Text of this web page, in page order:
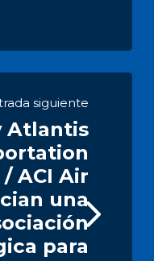
siguiente
Atlantis
ACI Air
una
para